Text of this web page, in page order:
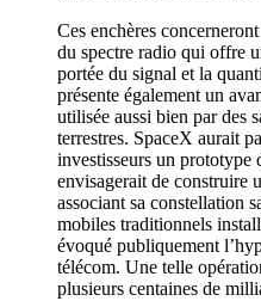
Ces enchères
du spectre radio qui offre
portée du signal et la
présente également un
utilisée aussi bien par des
terrestres. SpaceX aurait
investisseurs un prototype
envisagerait de construire
associant sa constellation
mobiles traditionnels
évoqué publiquement
télécom. Une telle
plusieurs centaines de